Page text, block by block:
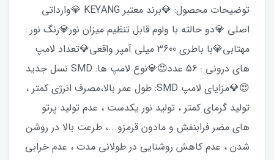
توضیحات محصول: 💎برند معتبر KEYANG 💎وارداتی
اصلی 💎دو حالته با ولوم قابل تنظیم میزان نور💎رنگ نور :
مهتابی💎با باطری 3600 میلی آمپر واقعی💎تعداد لامپ
های درونی : 56 عدد😍💎نوع لامپ ها: SMD نسل جدید
😍💎مزایای لامپ SMD: طول عمر بالا،مصرف انرژی کمتر ،
تولید گرمای کمتر ، تولید نور یکدست ، عدم تولید پرتو
های مضر فرابنفش و مادون قرمزو...، طرعت بالا در روشن
شدن ، عدم کاهش روشنایی در طولانی مدت ، عدم خرابی